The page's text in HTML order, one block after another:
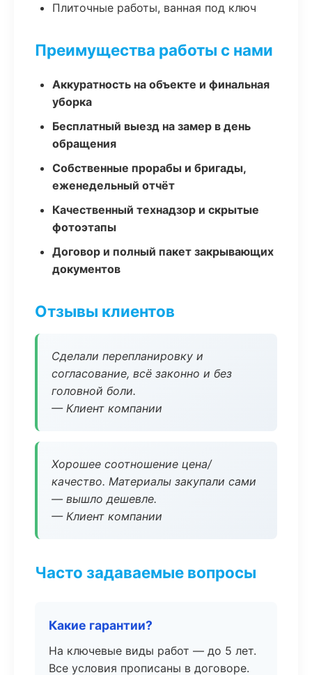
Плиточные работы, ванная под ключ
Преимущества работы с нами
Аккуратность на объекте и финальная
уборка
Бесплатный выезд на замер в день
обращения
Собственные прорабы и бригады,
еженедельный отчёт
Качественный технадзор и скрытые
фотоэтапы
Договор и полный пакет закрывающих
документов
Отзывы клиентов
Сделали перепланировку и
согласование, всё законно и без
головной боли.
— Клиент компании
Хорошее соотношение цена/
качество. Материалы закупали сами
— вышло дешевле.
— Клиент компании
Часто задаваемые вопросы
Какие гарантии?
На ключевые виды работ — до 5 лет.
Все условия прописаны в договоре.